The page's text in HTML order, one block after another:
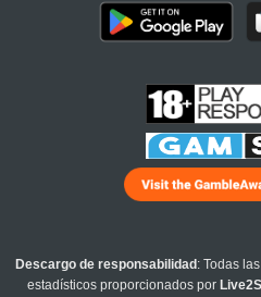
Descargo de responsabilidad : Todas
estadísticos proporcionados por